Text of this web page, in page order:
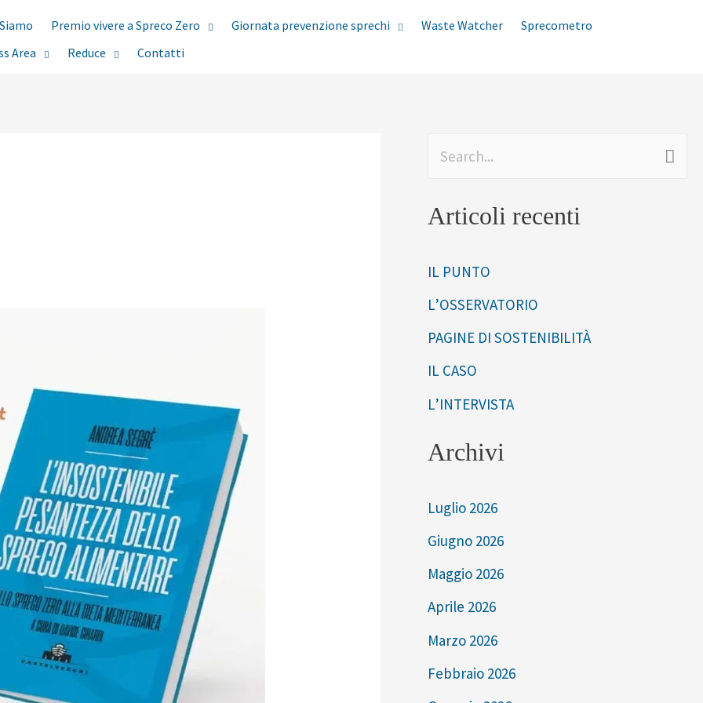
Premio vivere a Spreco Zero Giornata prevenzione sprechi Waste Watcher
Sprecometro
Area
Reduce Contatti
r
a
:
Articoli recenti
IL PUNTO
L’OSSERVATORIO
PAGINE DI SOSTENIBILITÀ
IL CASO
L’INTERVISTA
Archivi
Luglio 2026
Giugno 2026
Maggio 2026
Aprile 2026
Marzo 2026
Febbraio 2026